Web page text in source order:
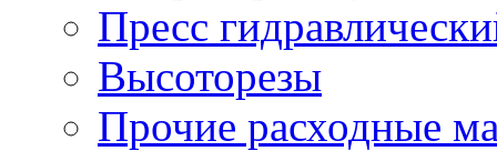
Пресс
Высоторезы
Прочие расходные